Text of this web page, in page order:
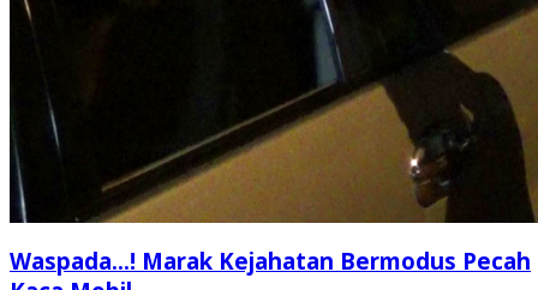
Waspada…! Marak Kejahatan Bermodus Pecah